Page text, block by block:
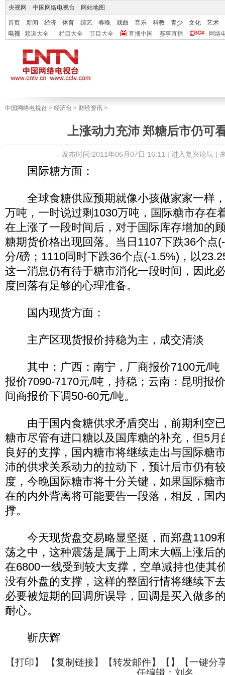
央视网 中国网络电视台 网站地图
首页 新闻 经济 体育 综艺 春晚 戏曲 音乐 科教 青少 文化
艺术
电视
频道大全 栏目大全 节目大全 直播中国 赛事直播 网络
中国网络电视台 > 经济台 > 财经资讯 >
上涨动力充沛 郑糖后市仍可
发布时间:2011年06月07日 16:11 | 进入复兴论坛|
国际糖方面：
全球食糖供应预期就像小孩做家家一样
万吨，一时说过剩1030万吨，国际糖市存在
在上涨了一段时间后，对于国际库存增加的
糖期货价格出现回落。当日1107下跌36个点
分/磅；1110同时下跌36个点(-1.5%)，以
这一消息仍有待于糖市消化一段时间，因此
度回落有足够的心理准备。
国内现货方面：
主产区现货报价持稳为主，成交清淡
其中：广西：南宁，厂商报价7100元/吨
报价7090-7170元/吨，持稳；云南：昆明报
间商报价下调50-60元/吨。
由于国内食糖供求矛盾突出，前期利空
糖市尽管有进口糖以及国库糖的补充，但5
良好的支撑，国内糖市将继续走出与国际糖
沛的供求关系动力的拉动下，预计后市仍有
度，今晚国际糖市将十分关键，如果国际糖
在的内外背离将可能要告一段落，相反，国
撑。
今天现货盘交易略显坚挺，而郑盘1109
荡之中，这种震荡是属于上周末大幅上涨后
在6800一线受到较大支撑，空单减持也使其
没有外盘的支撑，这样的整固行情将继续下
必要被短期的回调所误导，回调是买入做多
耐心。
靳庆辉
【打印】 【复制链接】【转发邮件】【 】
【一键分
任编辑：刘名